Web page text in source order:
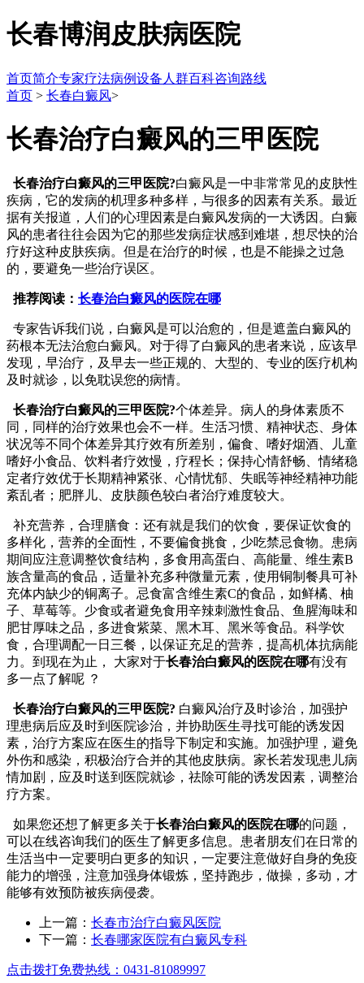
长春博润皮肤病医院
首页简介专家疗法病例设备 人群百科咨询路线
首页 > 长春白癜风>
长春治疗白癜风的三甲医院
长春治疗白癜风的三甲医院?白癜风是一中非常常见的皮肤性
疾病，它的发病的机理多种多样，与很多的因素有关系。最近
据有关报道，人们的心理因素是白癜风发病的一大诱因。白癜
风的患者往往会因为它的那些发病症状感到难堪，想尽快的治
疗好这种皮肤疾病。但是在治疗的时候，也是不能操之过急
的，要避免一些治疗误区。
推荐阅读： 长春治白癜风的医院在哪
专家告诉我们说，白癜风是可以治愈的，但是遮盖白癜风的
药根本无法治愈白癜风。对于得了白癜风的患者来说，应该早
发现，早治疗，及早去一些正规的、大型的、专业的医疗机构
及时就诊，以免耽误您的病情。
长春治疗白癜风的三甲医院?个体差异。病人的身体素质不
同，同样的治疗效果也会不一样。生活习惯、精神状态、身体
状况等不同个体差异其疗效有所差别，偏食、嗜好烟酒、儿童
嗜好小食品、饮料者疗效慢，疗程长；保持心情舒畅、情绪稳
定者疗效优于长期精神紧张、心情忧郁、失眠等神经精神功能
紊乱者；肥胖儿、皮肤颜色较白者治疗难度较大。
补充营养，合理膳食：还有就是我们的饮食，要保证饮食的
多样化，营养的全面性，不要偏食挑食，少吃禁忌食物。患病
期间应注意调整饮食结构，多食用高蛋白、高能量、维生素B
族含量高的食品，适量补充多种微量元素，使用铜制餐具可补
充体内缺少的铜离子。忌食富含维生素C的食品，如鲜橘、柚
子、草莓等。少食或者避免食用辛辣刺激性食品、鱼腥海味和
肥甘厚味之品，多进食紫菜、黑木耳、黑米等食品。科学饮
食，合理调配一日三餐，以保证充足的营养，提高机体抗病能
力。到现在为止， 大家对于长春治白癜风的医院在哪有没有
多一点了解呢 ？
长春治疗白癜风的三甲医院? 白癜风治疗及时诊治，加强护
理患病后应及时到医院诊治，并协助医生寻找可能的诱发因
素，治疗方案应在医生的指导下制定和实施。加强护理，避免
外伤和感染，积极治疗合并的其他皮肤病。家长若发现患儿病
情加剧，应及时送到医院就诊，祛除可能的诱发因素，调整治
疗方案。
如果您还想了解更多关于长春治白癜风的医院在哪的问题，
可以在线咨询我们的医生了解更多信息。患者朋友们在日常的
生活当中一定要明白更多的知识，一定要注意做好自身的免疫
能力的增强，注意加强身体锻炼，坚持跑步，做操，多动，才
能够有效预防被疾病侵袭。
上一篇： 长春市治疗白癜风医院
下一篇： 长春哪家医院有白癜风专科
点击拨打免费热线：0431-81089997